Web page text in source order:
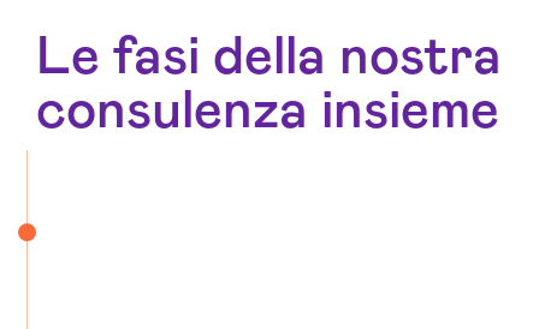
Le fasi della nostra
consulenza insieme